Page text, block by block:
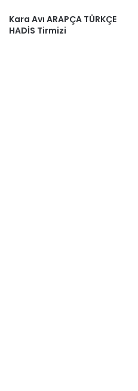
Kara Avı ARAPÇA TÜRKÇE
HADİS Tirmizi